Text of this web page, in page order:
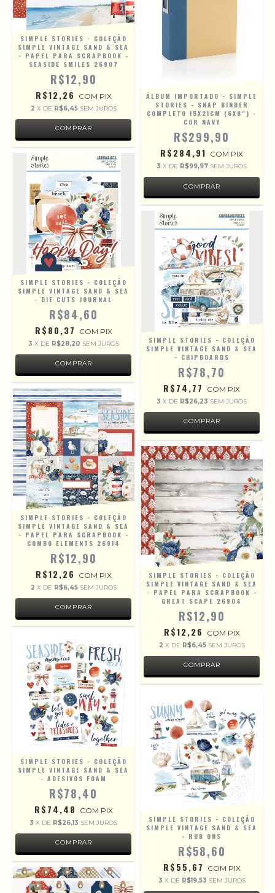
SIMPLE STORIES - COLEÇÃO
SIMPLE VINTAGE SAND & SEA
- PAPEL PARA SCRAPBOOK -
SEASIDE SMILES 26907
R$12,90
R$12,26 COM PIX
2 X DE R$6,45 SEM JUROS
ÁLBUM IMPORTADO - SIMPLE
STORIES - SNAP BINDER
COMPLETO 15X21CM (6X8") -
COR NAVY
R$299,90
R$284,91 COM PIX
3 X DE R$99,97 SEM JUROS
SIMPLE STORIES - COLEÇÃO
SIMPLE VINTAGE SAND & SEA
- DIE CUTS JOURNAL
R$84,60
R$80,37 COM PIX
3 X DE R$28,20 SEM JUROS
SIMPLE STORIES - COLEÇÃO
SIMPLE VINTAGE SAND & SEA
- CHIPBOARDS
R$78,70
R$74,77 COM PIX
3 X DE R$26,23 SEM JUROS
SIMPLE STORIES - COLEÇÃO
SIMPLE VINTAGE SAND & SEA
- PAPEL PARA SCRAPBOOK -
COMBO ELEMENTS 26914
R$12,90
R$12,26 COM PIX
2 X DE R$6,45 SEM JUROS
SIMPLE STORIES - COLEÇÃO
SIMPLE VINTAGE SAND & SEA
- PAPEL PARA SCRAPBOOK -
GREAT SCAPE 26904
R$12,90
R$12,26 COM PIX
2 X DE R$6,45 SEM JUROS
SIMPLE STORIES - COLEÇÃO
SIMPLE VINTAGE SAND & SEA
- ADESIVOS FOAM
R$78,40
R$74,48 COM PIX
3 X DE R$26,13 SEM JUROS
SIMPLE STORIES - COLEÇÃO
SIMPLE VINTAGE SAND & SEA
- RUB ONS
R$58,60
R$55,67 COM PIX
3 X DE R$19,53 SEM JUROS